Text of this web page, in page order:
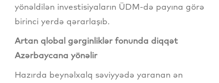
yönəldilən investisiyaların ÜDM-də payına görə
birinci yerdə qərarlaşıb.
Artan qlobal gərginliklər fonunda diqqət
Azərbaycana yönəlir
Hazırda beynəlxalq səviyyədə yaranan ən